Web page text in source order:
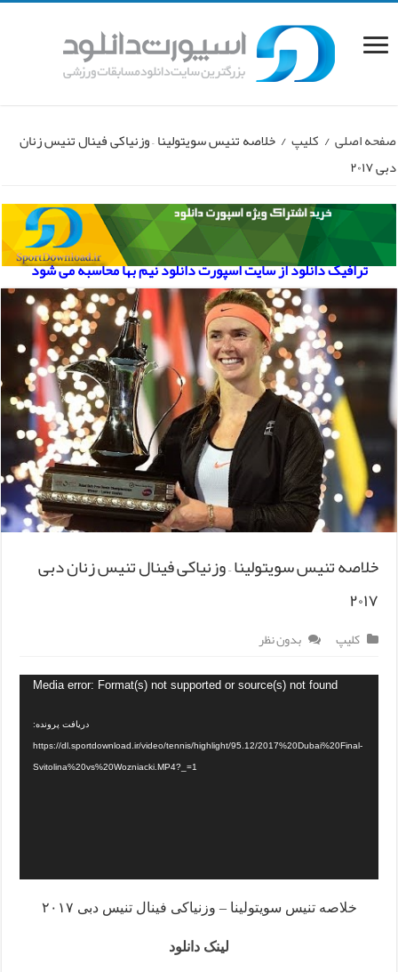
صفحه اصلی / کلیپ / خلاصه تنیس سویتولینا – وزنیاکی فینال تنیس زنان
دبی ۲۰۱۷
ترافیک دانلود از سایت اسپورت دانلود نیم بها محاسبه می شود
خلاصه تنیس سویتولینا – وزنیاکی فینال تنیس زنان دبی
۲۰۱۷
کلیپ بدون نظر
Media error: Format(s) not supported or source(s) not found
دریافت پرونده:
https://dl.sportdownload.ir/video/tennis/highlight/95.12/2017%20Dubai%20Final-
Svitolina%20vs%20Wozniacki.MP4?_=1
خلاصه تنیس سویتولینا – وزنیاکی فینال تنیس دبی ۲۰۱۷
لینک دانلود